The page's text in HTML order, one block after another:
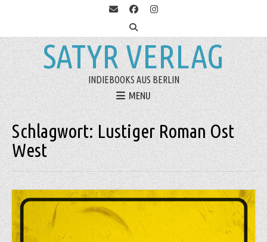
SATYR VERLAG
INDIEBOOKS AUS BERLIN
MENU
Schlagwort:Lustiger Roman Ost
West